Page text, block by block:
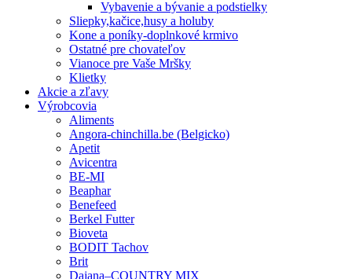
Vybavenie a bývanie a podstielky
Sliepky,kačice,husy a holuby
Kone a poníky-doplnkové krmivo
Ostatné pre chovateľov
Vianoce pre Vaše Mršky
Klietky
Akcie a zľavy
Výrobcovia
Aliments
Angora-chinchilla.be (Belgicko)
Apetit
Avicentra
BE-MI
Beaphar
Benefeed
Berkel Futter
Bioveta
BODIT Tachov
Brit
Dajana–COUNTRY MIX